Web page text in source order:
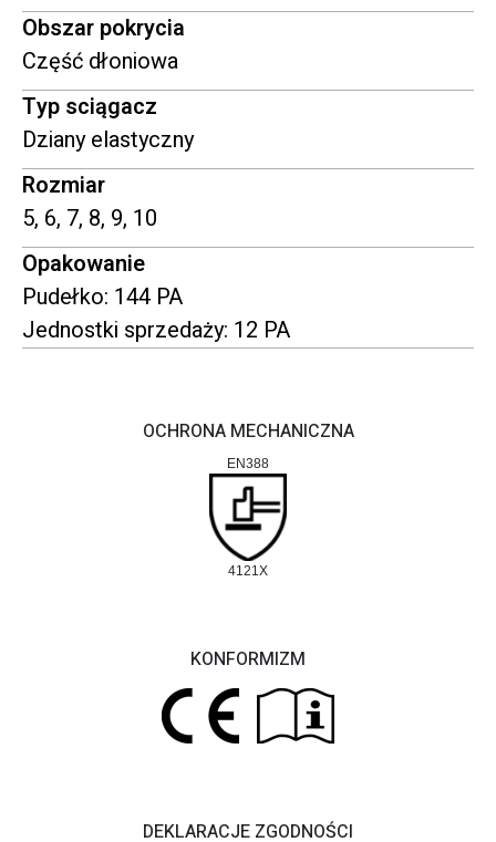
OCHRONA MECHANICZNA
EN388
4121X
KONFORMIZM
DEKLARACJE ZGODNOŚCI
Obszar pokrycia
Część dłoniowa
Typ sciągacz
Dziany elastyczny
Rozmiar
5, 6, 7, 8, 9, 10
Opakowanie
Pudełko: 144 PA
Jednostki sprzedaży: 12 PA